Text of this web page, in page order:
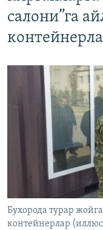
ИЖТИМОИЙ ТАРМОҚЛАР
Озодлик бошқа
салони”га
Бухорода турар
контейнерлар